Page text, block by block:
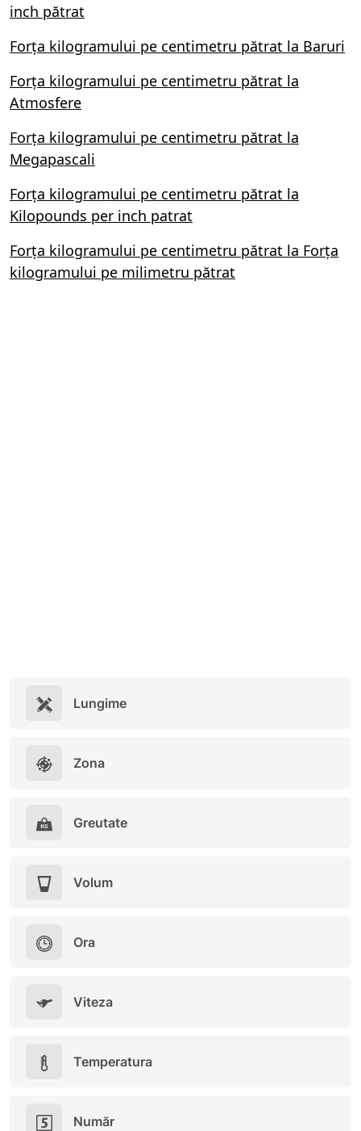
inch pătrat
Forța kilogramului pe centimetru pătrat la Baruri
Forța kilogramului pe centimetru pătrat la
Atmosfere
Forța kilogramului pe centimetru pătrat la
Megapascali
Forța kilogramului pe centimetru pătrat la
Kilopounds per inch patrat
Forța kilogramului pe centimetru pătrat la Forța
kilogramului pe milimetru pătrat
Lungime
Zona
Greutate
Volum
Ora
Viteza
Temperatura
Număr